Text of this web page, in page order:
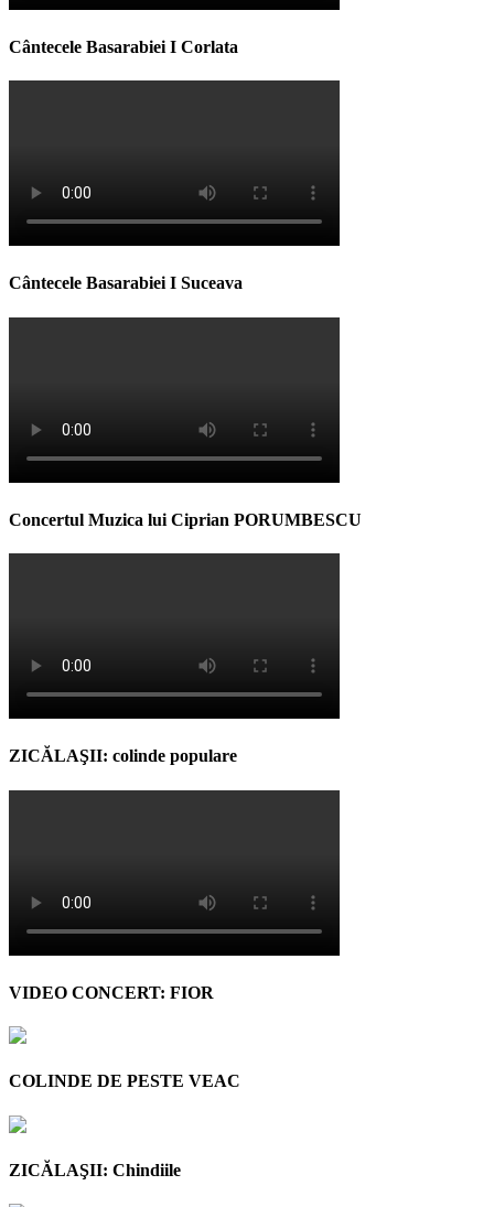
Cântecele Basarabiei I Corlata
Cântecele Basarabiei I Suceava
Concertul Muzica lui Ciprian PORUMBESCU
ZICĂLAŞII: colinde populare
VIDEO CONCERT: FIOR
COLINDE DE PESTE VEAC
ZICĂLAŞII: Chindiile